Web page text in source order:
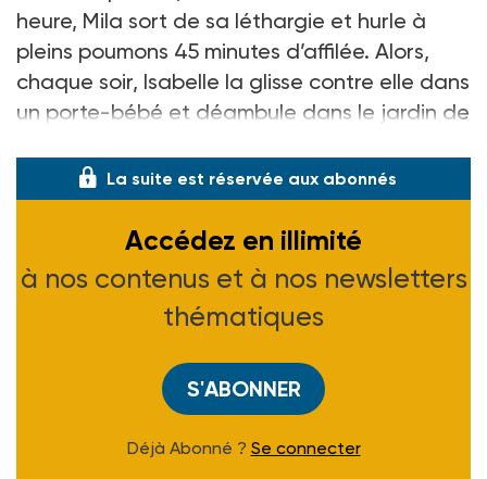
heure, Mila sort de sa léthargie et hurle à
pleins poumons 45 minutes d’affilée. Alors,
chaque soir, Isabelle la glisse contre elle dans
un porte-bébé et déambule dans le jardin de
La suite est réservée aux abonnés
Accédez en illimité
à nos contenus et à nos newsletters
thématiques
S'ABONNER
Déjà Abonné ? Se connecter